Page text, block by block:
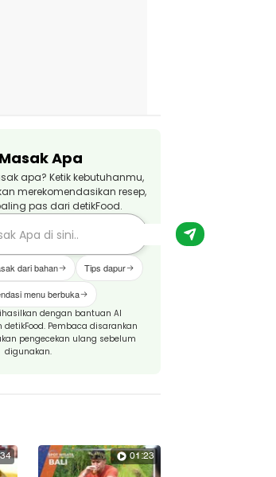
Masak Apa
apa? Ketik kebutuhanmu,
merekomendasikan resep,
pas dari detikFood.
dari bahan Tips dapur
menu berbuka
dengan bantuan AI
detikFood. Pembaca disarankan
pengecekan ulang sebelum
digunakan.
01:23